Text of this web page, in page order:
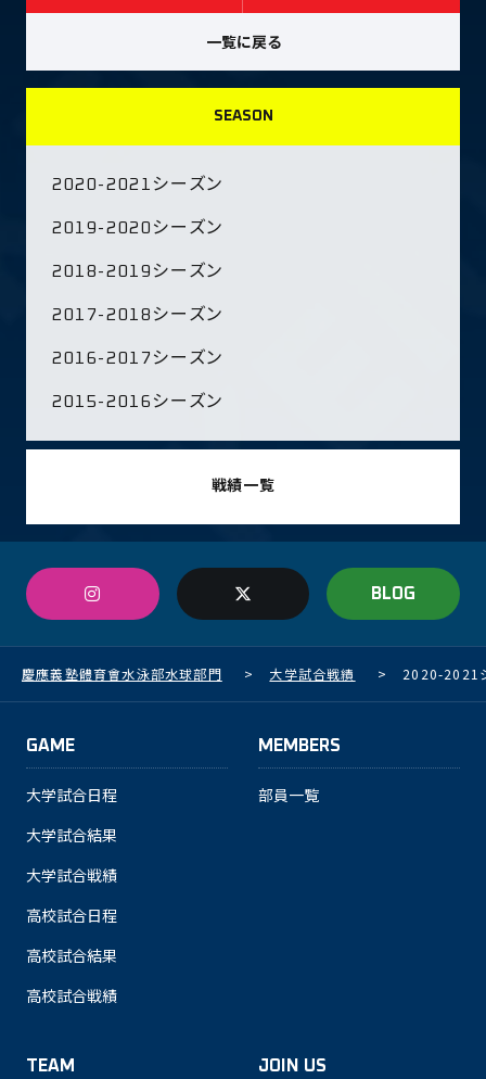
一覧に戻る
SEASON
2020-2021シーズン
2019-2020シーズン
2018-2019シーズン
2017-2018シーズン
2016-2017シーズン
2015-2016シーズン
戦績一覧
BLOG
慶應義塾體育會水泳部水球部門 > 大学試合戦績 > 2020-2021
GAME
大学試合日程
大学試合結果
大学試合戦績
高校試合日程
高校試合結果
高校試合戦績
MEMBERS
部員一覧
TEAM JOIN US